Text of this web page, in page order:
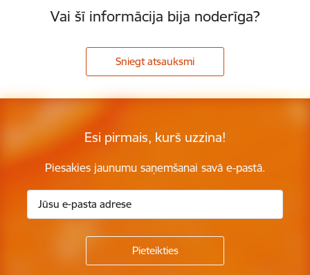
Vai šī informācija bija noderīga?
Sniegt atsauksmi
Esi pirmais, kurš uzzina!
Piesakies jaunumu saņemšanai savā e-pastā.